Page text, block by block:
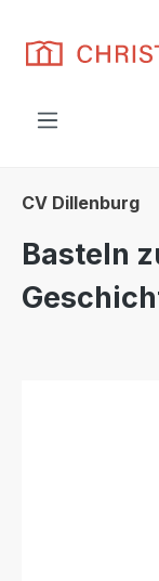
CV Dillenburg
Basteln